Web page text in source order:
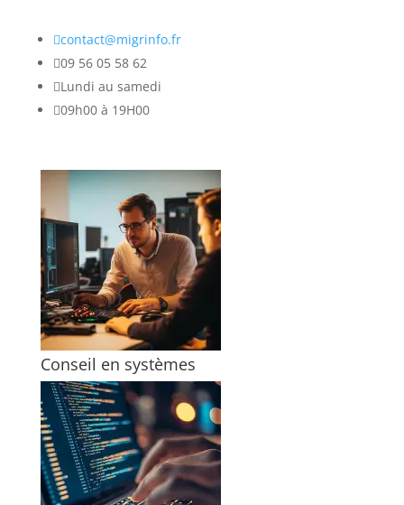
contact@migrinfo.fr
09 56 05 58 62
Lundi au samedi
09h00 à 19H00
Conseil en systèmes